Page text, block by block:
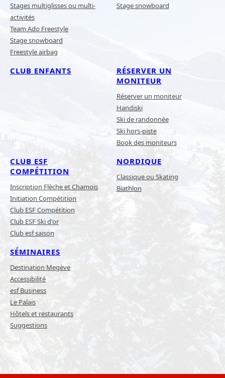
Stages multiglisses ou multi-
activités
Team Ado Freestyle
Stage snowboard
Freestyle airbag
Stage snowboard
CLUB ENFANTS
RÉSERVER UN
MONITEUR
Réserver un moniteur
Handiski
Ski de randonnée
Ski hors-piste
Book des moniteurs
CLUB ESF
COMPÉTITION
Inscription Flèche et Chamois
Initiation Compétition
Club ESF Compétition
Club ESF Ski d'or
Club esf saison
NORDIQUE
Classique ou Skating
Biathlon
SÉMINAIRES
Destination Megève
Accessibilité
esf Business
Le Palais
Hôtels et restaurants
Suggestions